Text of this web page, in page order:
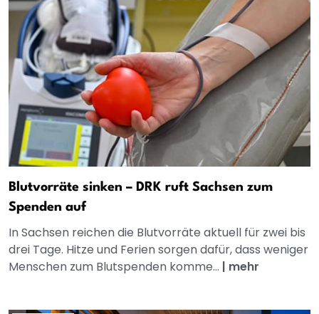
Blutvorräte sinken – DRK ruft Sachsen zum
Spenden auf
In Sachsen reichen die Blutvorräte aktuell für zwei bis
drei Tage. Hitze und Ferien sorgen dafür, dass weniger
Menschen zum Blutspenden komme... | mehr